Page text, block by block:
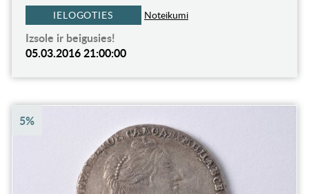
IELOGOTIES Noteikumi
Izsole ir beigusies!
05.03.2016 21:00:00
5%